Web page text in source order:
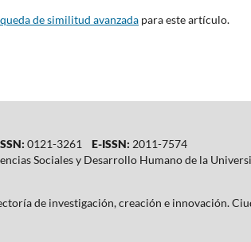
de similitud avanzada para este artículo.
0121-3261 E-ISSN: 2011-7574
Sociales y Desarrollo Humano de la
de investigación, creación e innovación.